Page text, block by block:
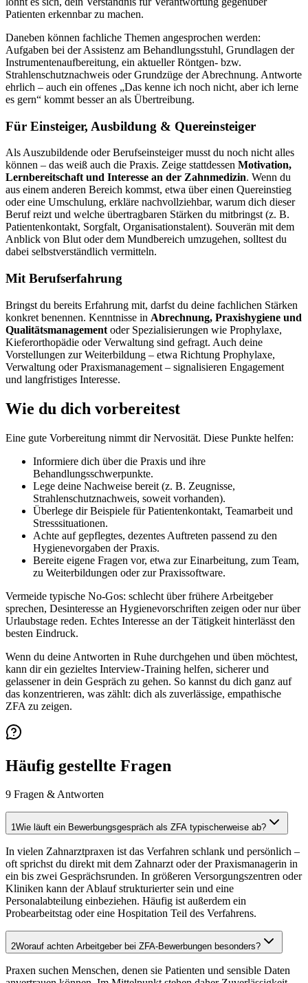
Patienten erkennbar zu machen.
Daneben können fachliche Themen angesprochen werden:
Aufgaben bei der Assistenz am Behandlungsstuhl, Grundlagen der
Instrumentenaufbereitung, ein aktueller Röntgen- bzw.
Strahlenschutznachweis oder Grundzüge der Abrechnung. Antworte
ehrlich – auch ein offenes „Das kenne ich noch nicht, aber ich lerne
es gern“ kommt besser an als Übertreibung.
Für Einsteiger, Ausbildung & Quereinsteiger
Als Auszubildende oder Berufseinsteiger musst du noch nicht alles
können – das weiß auch die Praxis. Zeige stattdessen Motivation,
Lernbereitschaft und Interesse an der Zahnmedizin. Wenn du
aus einem anderen Bereich kommst, etwa über einen Quereinstieg
oder eine Umschulung, erkläre nachvollziehbar, warum dich dieser
Beruf reizt und welche übertragbaren Stärken du mitbringst (z. B.
Patientenkontakt, Sorgfalt, Organisationstalent). Souverän mit dem
Anblick von Blut oder dem Mundbereich umzugehen, solltest du
dabei selbstverständlich vermitteln.
Mit Berufserfahrung
Bringst du bereits Erfahrung mit, darfst du deine fachlichen Stärken
konkret benennen. Kenntnisse in Abrechnung, Praxishygiene und
Qualitätsmanagement oder Spezialisierungen wie Prophylaxe,
Kieferorthopädie oder Verwaltung sind gefragt. Auch deine
Vorstellungen zur Weiterbildung – etwa Richtung Prophylaxe,
Verwaltung oder Praxismanagement – signalisieren Engagement
und langfristiges Interesse.
Wie du dich vorbereitest
Eine gute Vorbereitung nimmt dir Nervosität. Diese Punkte helfen:
Informiere dich über die Praxis und ihre
Behandlungsschwerpunkte.
Lege deine Nachweise bereit (z. B. Zeugnisse,
Strahlenschutznachweis, soweit vorhanden).
Überlege dir Beispiele für Patientenkontakt, Teamarbeit und
Stresssituationen.
Achte auf gepflegtes, dezentes Auftreten passend zu den
Hygienevorgaben der Praxis.
Bereite eigene Fragen vor, etwa zur Einarbeitung, zum Team,
zu Weiterbildungen oder zur Praxissoftware.
Vermeide typische No-Gos: schlecht über frühere Arbeitgeber
sprechen, Desinteresse an Hygienevorschriften zeigen oder nur über
Urlaubstage reden. Echtes Interesse an der Tätigkeit hinterlässt den
besten Eindruck.
Wenn du deine Antworten in Ruhe durchgehen und üben möchtest,
kann dir ein gezieltes Interview-Training helfen, sicherer und
gelassener in dein Gespräch zu gehen. So kannst du dich ganz auf
das konzentrieren, was zählt: dich als zuverlässige, empathische
ZFA zu zeigen.
Häufig gestellte Fragen
9 Fragen & Antworten
1Wie läuft ein Bewerbungsgespräch als ZFA typischerweise ab?
In vielen Zahnarztpraxen ist das Verfahren schlank und persönlich –
oft sprichst du direkt mit dem Zahnarzt oder der Praxismanagerin in
ein bis zwei Gesprächsrunden. In größeren Versorgungszentren oder
Kliniken kann der Ablauf strukturierter sein und eine
Personalabteilung einbeziehen. Häufig ist außerdem ein
Probearbeitstag oder eine Hospitation Teil des Verfahrens.
2Worauf achten Arbeitgeber bei ZFA-Bewerbungen besonders?
Praxen suchen Menschen, denen sie Patienten und sensible Daten